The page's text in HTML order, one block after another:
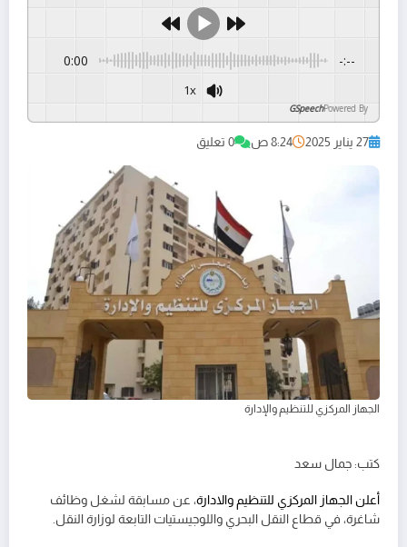
0:00 -:--
1x
Powered By
GSpeech
27 يناير 2025 8:24 ص 0 تعليق
الجهاز المركزي للتنظيم والإدارة
كتب: جمال سعد
أعلن الجهاز المركزي للتنظيم والادارة، عن مسابقة لشغل وظائف
شاغرة، في قطاع النقل البحري واللوجيستيات التابعة لوزارة النقل.